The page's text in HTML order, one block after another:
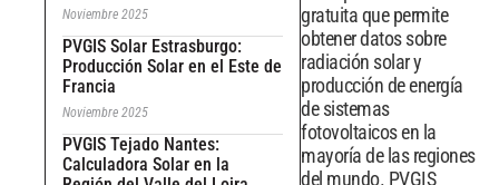
Noviembre 2025
PVGIS Solar Estrasburgo:
Producción Solar en el Este de
Francia
Noviembre 2025
PVGIS Tejado Nantes:
Calculadora Solar en la
gratuita que permite
obtener datos sobre
radiación solar y
producción de energía
de sistemas
fotovoltaicos en la
mayoría de las regiones
del mundo. PVGIS